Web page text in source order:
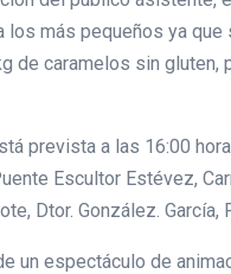
más pequeños ya
de caramelos sin
prevista a las 16:00
Escultor Estévez,
Dtor. González.
espectáculo de